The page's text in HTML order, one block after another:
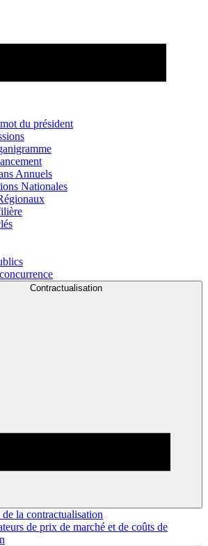
du président
Annuels
Nationales
Contractualisation
la contractualisation
de prix de marché et de coûts de